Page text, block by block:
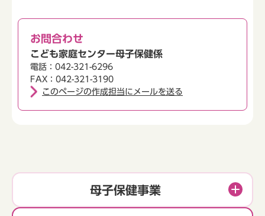
お問合わせ
こども家庭センター母子保健係
電話：042-321-6296
FAX：042-321-3190
このページの作成担当にメールを送る
母子保健事業